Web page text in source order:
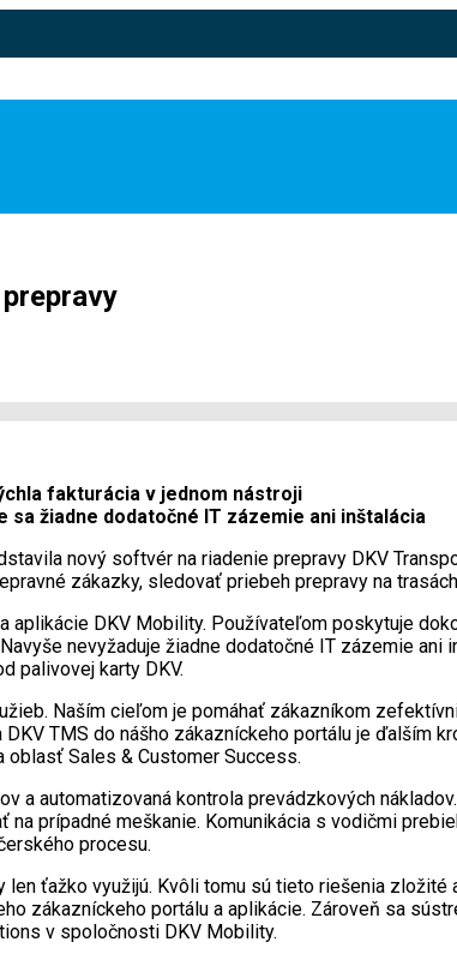
fakturácia v jednom nástroji
žiadne dodatočné IT zázemie ani inštalácia
nový softvér na riadenie prepravy DKV
zákazky, sledovať priebeh prepravy na
DKV Mobility. Používateľom poskytuje
nevyžaduje žiadne dodatočné IT zázemie
palivovej karty DKV.
Naším cieľom je pomáhať zákazníkom
TMS do nášho zákazníckeho portálu je ďalším
Sales & Customer Success.
automatizovaná kontrola prevádzkových
prípadné meškanie. Komunikácia s vodičmi
procesu.
ťažko využijú. Kvôli tomu sú tieto riešenia
zákazníckeho portálu a aplikácie. Zároveň sa
v spoločnosti DKV Mobility.